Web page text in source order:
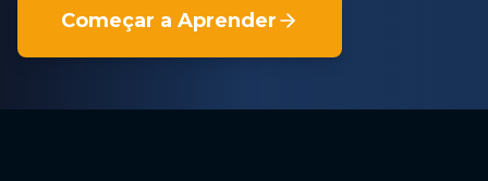
Começar a Aprender